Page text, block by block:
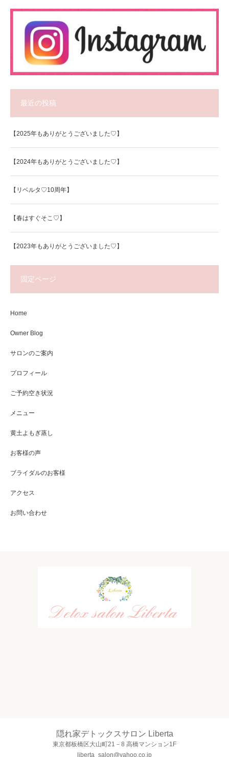
最近の投稿
【2025年もありがとうございました♡】
【2024年もありがとうございました♡】
【リベルタ♡10周年】
【春はすぐそこ♡】
【2023年もありがとうございました♡】
固定ページ
Home
Owner Blog
サロンのご案内
プロフィール
ご予約空き状況
メニュー
黄土よもぎ蒸し
お客様の声
ブライダルのお客様
アクセス
お問い合わせ
隠れ家デトックスサロン Liberta
東京都板橋区大山町21－8 高橋マンション1F
liberta_salon@yahoo.co.jp